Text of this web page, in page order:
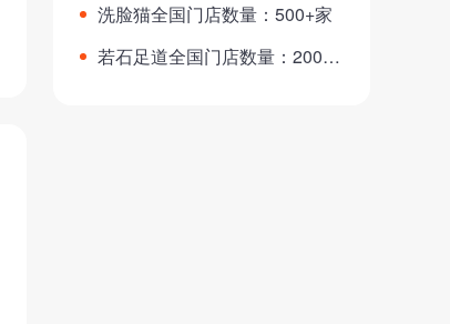
洗脸猫全国门店数量：500+家
若石足道全国门店数量：200